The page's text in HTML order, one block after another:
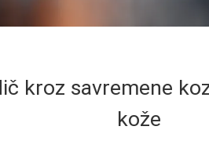
kroz savremene
kože